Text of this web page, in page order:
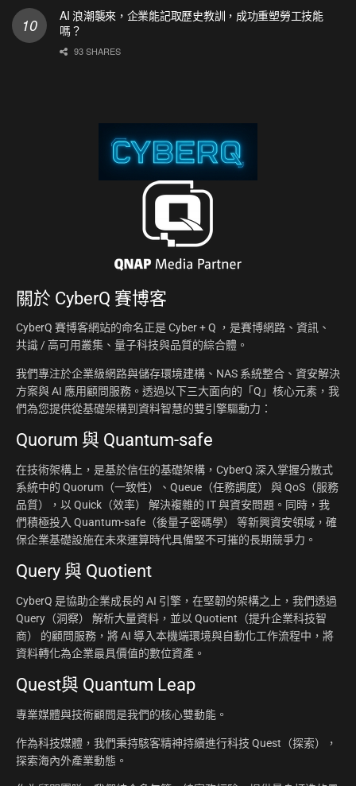
AI 浪潮襲來，企業能記取歷史教訓，成功重塑勞工技能
嗎？
93 SHARES
關於 CyberQ 賽博客
CyberQ 賽博客網站的命名正是 Cyber + Q ，是賽博網路、資訊、
共識 / 高可用叢集、量子科技與品質的綜合體。
我們專注於企業級網路與儲存環境建構、NAS 系統整合、資安解決
方案與 AI 應用顧問服務。透過以下三大面向的「Q」核心元素，我
們為您提供從基礎架構到資料智慧的雙引擎驅動力：
Quorum 與 Quantum-safe
在技術架構上，是基於信任的基礎架構，CyberQ 深入掌握分散式
系統中的 Quorum（一致性）、Queue（任務調度） 與 QoS（服務
品質），以 Quick（效率） 解決複雜的 IT 與資安問題。同時，我
們積極投入 Quantum-safe（後量子密碼學） 等新興資安領域，確
保企業基礎設施在未來運算時代具備堅不可摧的長期競爭力。
Query 與 Quotient
CyberQ 是協助企業成長的 AI 引擎，在堅韌的架構之上，我們透過
Query（洞察） 解析大量資料，並以 Quotient（提升企業科技智
商） 的顧問服務，將 AI 導入本機端環境與自動化工作流程中，將
資料轉化為企業最具價值的數位資產。
Quest與 Quantum Leap
專業媒體與技術顧問是我們的核心雙動能。
作為科技媒體，我們秉持駭客精神持續進行科技 Quest（探索），
探索海內外產業動態。